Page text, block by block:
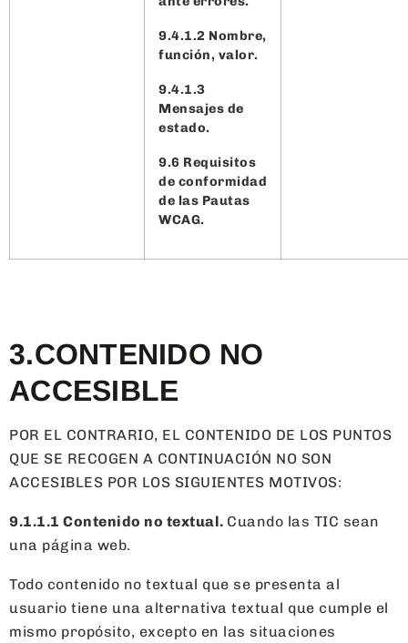
9.4.1.2 Nombre,
función, valor.
9.4.1.3
Mensajes de
estado.
9.6 Requisitos
de conformidad
de las Pautas
WCAG.
3.CONTENIDO NO
ACCESIBLE
POR EL CONTRARIO, EL CONTENIDO DE LOS PUNTOS
QUE SE RECOGEN A CONTINUACIÓN NO SON
ACCESIBLES POR LOS SIGUIENTES MOTIVOS:
9.1.1.1 Contenido no textual. Cuando las TIC sean
una página web.
Todo contenido no textual que se presenta al
usuario tiene una alternativa textual que cumple el
mismo propósito, excepto en las situaciones